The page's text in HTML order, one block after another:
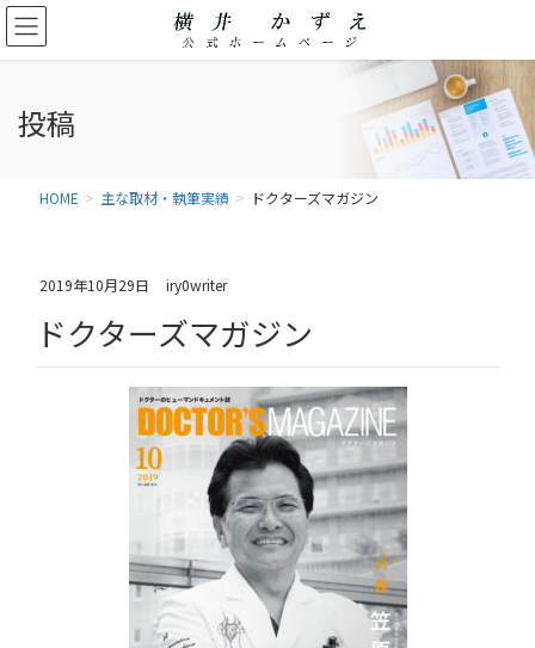
投稿
HOME 主な取材・執筆実績 ドクターズマガジン
2019年10月29日 iry0writer
ドクターズマガジン